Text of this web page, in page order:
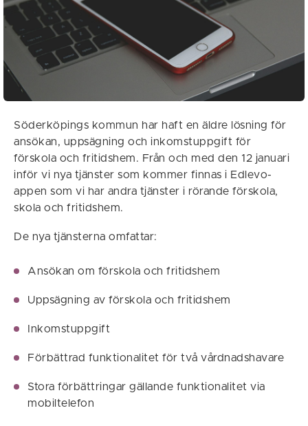
Söderköpings kommun har haft en äldre lösning för
ansökan, uppsägning och inkomstuppgift för
förskola och fritidshem. Från och med den 12 januari
inför vi nya tjänster som kommer finnas i Edlevo-
appen som vi har andra tjänster i rörande förskola,
skola och fritidshem.
De nya tjänsterna omfattar:
Ansökan om förskola och fritidshem
Uppsägning av förskola och fritidshem
Inkomstuppgift
Förbättrad funktionalitet för två vårdnadshavare
Stora förbättringar gällande funktionalitet via
mobiltelefon